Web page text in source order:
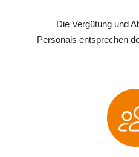
Die Vergütung und
Personals entsprechen